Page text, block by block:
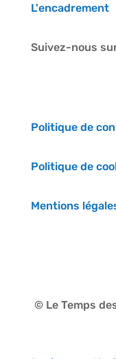
L'encadrement
Suivez-nous
Politique de
Politique de
Mentions
© Le Temps